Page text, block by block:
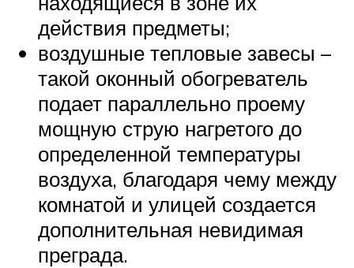
действия предметы;
воздушные тепловые завесы –
такой оконный обогреватель
подает параллельно проему
мощную струю нагретого до
определенной температуры
воздуха, благодаря чему между
комнатой и улицей создается
дополнительная невидимая
преграда.